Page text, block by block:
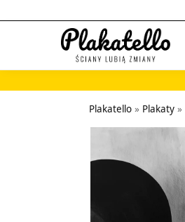
Szukaj...
Plakatello » Plakaty »